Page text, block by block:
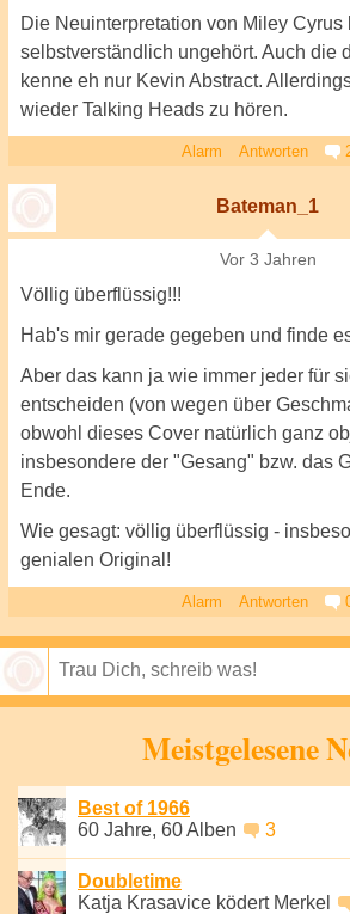
Die Neuinterpretation von Miley Cyrus
selbstverständlich ungehört. Auch die
kenne eh nur Kevin Abstract.
wieder Talking Heads zu hören.
Alarm Antworten
Bateman_1
Vor 3 Jahren
Völlig überflüssig!!!
Hab's mir gerade gegeben und finde
Aber das kann ja wie immer jeder für
entscheiden (von wegen über
obwohl dieses Cover natürlich ganz
insbesondere der "Gesang" bzw. das
Ende.
Wie gesagt: völlig überflüssig -
genialen Original!
Alarm Antworten
Meistgelesene
Best of 1966
60 Jahre, 60 Alben
3
Doubletime
Katja Krasavice ködert Merkel